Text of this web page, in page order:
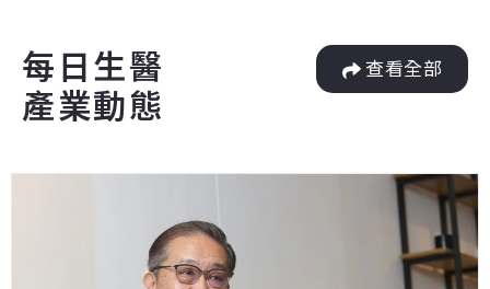
每日生醫
產業動態
查看全部